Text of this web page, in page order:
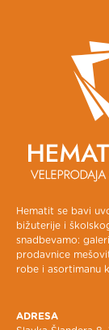
Hematit se bavi
bižuterije i
snadbevamo:
prodavnice
robe i asortimanu
ADRESA